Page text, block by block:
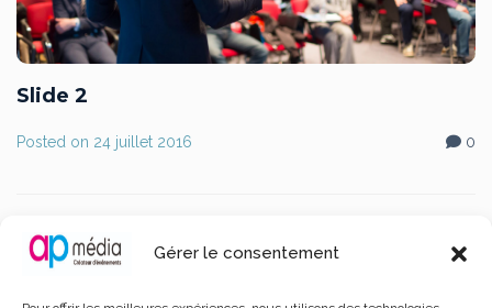
Gérer le consentement
Slide 2
Posted on 24 juillet 2016 0
Leave a Comment